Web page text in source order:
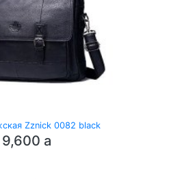
Zznick 0082 black
9,600 a